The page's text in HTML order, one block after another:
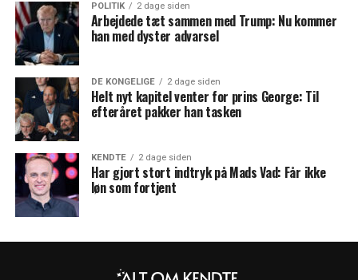
POLITIK 2 dage siden
Arbejdede tæt sammen med Trump: Nu kommer
han med dyster advarsel
DE KONGELIGE 2 dage siden
Helt nyt kapitel venter for prins George: Til
efteråret pakker han tasken
KENDTE 2 dage siden
Har gjort stort indtryk på Mads Vad: Får ikke
løn som fortjent